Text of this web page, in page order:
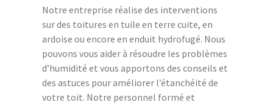
Notre entreprise réalise des interventions
sur des toitures en tuile en terre cuite, en
ardoise ou encore en enduit hydrofugé. Nous
pouvons vous aider à résoudre les problèmes
d’humidité et vous apportons des conseils et
des astuces pour améliorer l’étanchéité de
votre toit. Notre personnel formé et